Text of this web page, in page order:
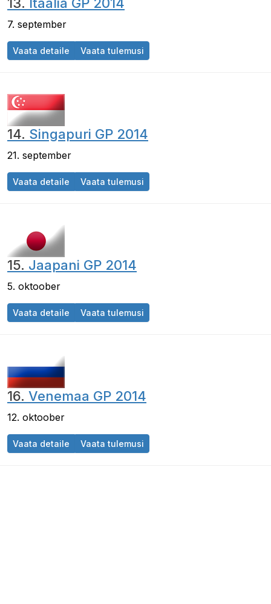
7. september
Vaata detaile Itaalia GP 2014
Vaata tulemusi
14. Singapuri GP 2014
21. september
Vaata detaile Singapuri GP 2014
Vaata tulemusi
15. Jaapani GP 2014
5. oktoober
Vaata detaile Jaapani GP 2014
Vaata tulemusi
16. Venemaa GP 2014
12. oktoober
Vaata detaile Venemaa GP 2014
Vaata tulemusi